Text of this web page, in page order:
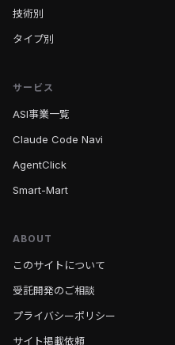
技術別
タイプ別
サービス
ASI事業一覧
Claude Code Navi
AgentClick
Smart-Mart
ABOUT
このサイトについて
受託開発のご相談
プライバシーポリシー
サイト掲載依頼